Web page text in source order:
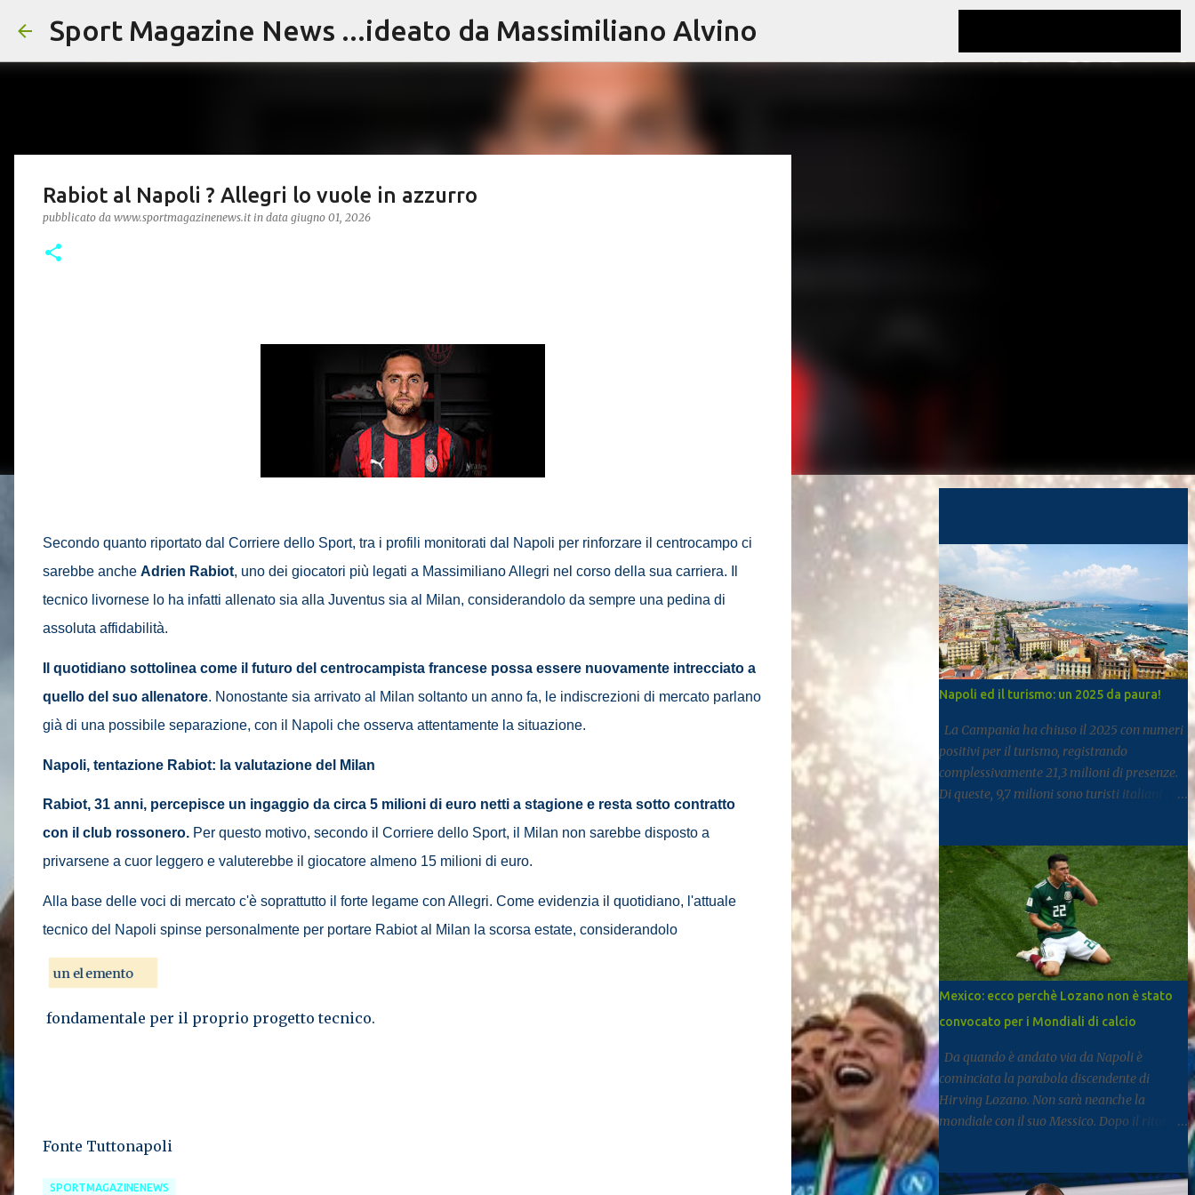
Passa ai contenuti principali
Sport Magazine News ...ideato da Massimiliano Alvino
Rabiot al Napoli ? Allegri lo vuole in azzurro
pubblicato da www.sportmagazinenews.it in data giugno 01, 2026
Secondo quanto riportato dal Corriere dello Sport, tra i profili monitorati dal Napoli per rinforzare il centrocampo ci
sarebbe anche Adrien Rabiot, uno dei giocatori più legati a Massimiliano Allegri nel corso della sua carriera. Il
tecnico livornese lo ha infatti allenato sia alla Juventus sia al Milan, considerandolo da sempre una pedina di
assoluta affidabilità.
Il quotidiano sottolinea come il futuro del centrocampista francese possa essere nuovamente intrecciato a
quello del suo allenatore. Nonostante sia arrivato al Milan soltanto un anno fa, le indiscrezioni di mercato parlano
già di una possibile separazione, con il Napoli che osserva attentamente la situazione.
Napoli, tentazione Rabiot: la valutazione del Milan
Rabiot, 31 anni, percepisce un ingaggio da circa 5 milioni di euro netti a stagione e resta sotto contratto
con il club rossonero. Per questo motivo, secondo il Corriere dello Sport, il Milan non sarebbe disposto a
privarsene a cuor leggero e valuterebbe il giocatore almeno 15 milioni di euro.
Alla base delle voci di mercato c'è soprattutto il forte legame con Allegri. Come evidenzia il quotidiano, l'attuale
tecnico del Napoli spinse personalmente per portare Rabiot al Milan la scorsa estate, considerandolo
un elemento
fondamentale per il proprio progetto tecnico.
Fonte Tuttonapoli
SPORTMAGAZINENEWS
Napoli ed il turismo: un 2025 da paura!
La Campania ha chiuso il 2025 con numeri
positivi per il turismo, registrando
complessivamente 21,3 milioni di presenze.
Di queste, 9,7 milioni sono turisti italiani
3,3%, segnale di un settore che continua a
rafforzarsi e ad attirare visitatori da tutto il
mondo. I dati arrivano dal report dell’Istat
dedicato al turismo, pubblicato come di
consueto con alcuni mesi di ritardo ma utile
per fotografare l’andamento complessivo
del comparto nella regione. Napoli e
Sorrento trainano il settore: Tra le principali
destinazioni spicca Napoli, che con 3,8
milioni di presenze si posiziona al
dodicesimo posto tra le mete turistiche
italiane, risultando la città con il miglior
risultato nel Mezzogiorno. Subito dopo si
anche per alcuni dati particolari. Circa il
Mexico: ecco perchè Lozano non è stato
convocato per i Mondiali di calcio
Da quando è andato via da Napoli è
cominciata la parabola discendente di
Hirving Lozano. Non sarà neanche la
mondiale con il suo Messico. Dopo il ritorno
Diego dal gennaio 2025, Lozano ha firmato